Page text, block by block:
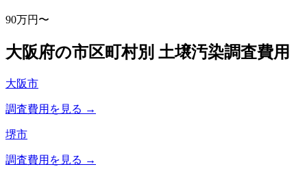
90万円〜
大阪府の市区町村別 土壌汚染調査費用
大阪市
調査費用を見る →
堺市
調査費用を見る →